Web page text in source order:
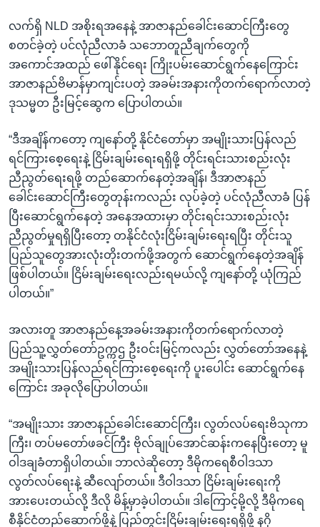
လက်ရှိ NLD အစိုးရအနေနဲ့ အာဇာနည်ခေါင်းဆောင်ကြီးတွေ
စတင်ခဲ့တဲ့ ပင်လုံညီလာခံ သဘောတူညီချက်တွေကို
အကောင်အထည် ဖေါ်နိုင်ရေး ကြိုးပမ်းဆောင်ရွက်နေကြောင်း
အာဇာနည်ဗိမာန်မှာကျင်းပတဲ့ အခမ်းအနားကိုတက်ရောက်လာတဲ့
ဒုသမ္မတ ဦးမြင့်ဆွေက ပြောပါတယ်။
“ဒီအချိန်ကတော့ ကျနော်တို့ နိုင်ငံတော်မှာ အမျိုးသားပြန်လည်
ရင်ကြားစေ့ရေးနဲ့ ငြိမ်းချမ်းရေးရရှိဖို့ တိုင်းရင်းသားစည်းလုံး
ညီညွတ်ရေးရဖို့ တည်ဆောက်နေတဲ့အချိန်၊ ဒီအာဇာနည်
ခေါင်းဆောင်ကြီးတွေတုန်းကလည်း လုပ်ခဲ့တဲ့ ပင်လုံညီလာခံ ပြန်
ပြီးဆောင်ရွက်နေတဲ့ အနေအထားမှာ တိုင်းရင်းသားစည်းလုံး
ညီညွတ်မှုရရှိပြီးတော့ တနိုင်ငံလုံးငြိမ်းချမ်းရေးရပြီး တိုင်းသူ
ပြည်သူတွေအားလုံးတိုးတက်ဖို့အတွက် ဆောင်ရွက်နေတဲ့အချိန်
ဖြစ်ပါတယ်။ ငြိမ်းချမ်းရေးလည်းရမယ်လို့ ကျနော်တို့ ယုံကြည်
ပါတယ်။”
အလားတူ အာဇာနည်နေ့အခမ်းအနားကိုတက်ရောက်လာတဲ့
ပြည်သူ့လွှတ်တော်ဥက္ကဌ ဦးဝင်းမြင့်ကလည်း လွှတ်တော်အနေနဲ့
အမျိုးသားပြန်လည်ရင်ကြားစေ့ရေးကို ပူးပေါင်း ဆောင်ရွက်နေ
ကြောင်း အခုလိုပြောပါတယ်။
“အမျိုးသား အာဇာနည်ခေါင်းဆောင်ကြီး၊ လွတ်လပ်ရေးဗိသုကာ
ကြီး၊ တပ်မတော်ဖခင်ကြီး ဗိုလ်ချုပ်အောင်ဆန်းကနေပြီးတော့ မူ
ဝါဒချခံတာရှိပါတယ်။ ဘာလဲဆိုတော့ ဒီမိုကရေစီဝါဒသာ
လွတ်လပ်ရေးနဲ့ ဆီလျော်တယ်။ ဒီဝါဒသာ ငြိမ်းချမ်းရေးကို
အားပေးတယ်လို့ ဒီလို မိန့်မှာခဲ့ပါတယ်။ ဒါကြောင့်မို့လို့ ဒီမိုကရေ
စီနိုင်ငံတည်ဆောက်ဖို့နဲ့ ပြည်တွင်းငြိမ်းချမ်းရေးရရှိဖို့ နဂို